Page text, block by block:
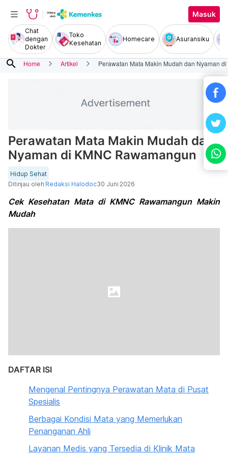
Masuk
Chat
dengan
Dokter
Toko
Kesehatan
Homecare Asuransiku
search Home Artikel Perawatan Mata Makin Mudah dan Nyaman
Perawatan Mata Makin Mudah dan
Nyaman di KMNC Rawamangun
Hidup Sehat
Ditinjau oleh Redaksi Halodoc30 Juni 2026
Cek Kesehatan Mata di KMNC Rawamangun Makin
Mudah
DAFTAR ISI
Mengenal Pentingnya Perawatan Mata di Pusat
Spesialis
Berbagai Kondisi Mata yang Memerlukan
Penanganan Ahli
Layanan Medis yang Tersedia di Klinik Mata